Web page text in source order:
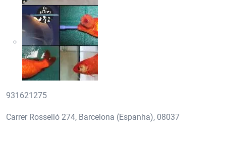
931621275
Carrer Rosselló 274, Barcelona (Espanha), 08037